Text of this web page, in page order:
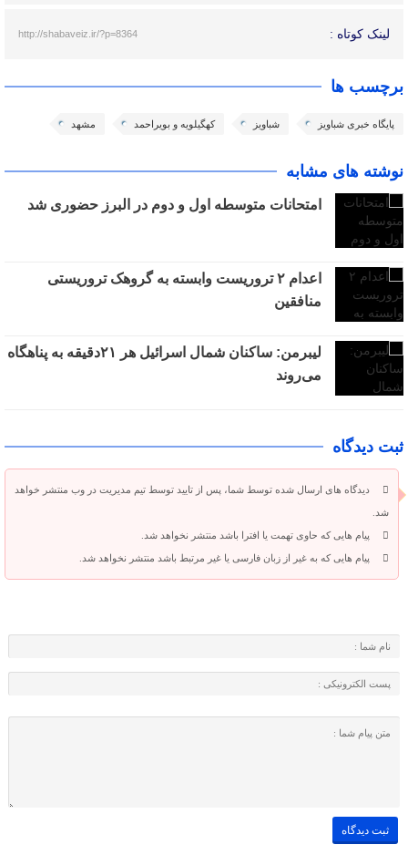
لینک کوتاه : http://shabaveiz.ir/?p=8364
برچسب ها
پایگاه خبری شباویز شباویز کهگیلویه و بویراحمد مشهد
نوشته های مشابه
امتحانات متوسطه اول و دوم در البرز حضوری شد
اعدام ۲ تروریست وابسته به گروهک تروریستی
منافقین
لیبرمن: ساکنان شمال اسرائیل هر ۲۱دقیقه به پناهگاه
می‌روند
ثبت دیدگاه
دیدگاه های ارسال شده توسط شما، پس از تایید توسط تیم مدیریت در وب منتشر خواهد
شد.
پیام هایی که حاوی تهمت یا افترا باشد منتشر نخواهد شد.
پیام هایی که به غیر از زبان فارسی یا غیر مرتبط باشد منتشر نخواهد شد.